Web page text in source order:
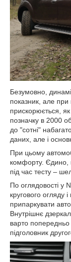
Безумовно,
показник, але при
прискорюється, як
позначку в 2000
до "сотні"
даних, але і
При цьому
комфорту. Єдино,
під час тесту –
По оглядовості у
кругового огляду
припаркувати
Внутрішнє
варто
підголовник